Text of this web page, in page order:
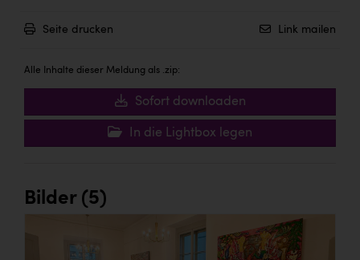
Seite drucken Link mailen
Alle Inhalte dieser Meldung als .zip:
Sofort downloaden
In die Lightbox legen
Bilder (5)